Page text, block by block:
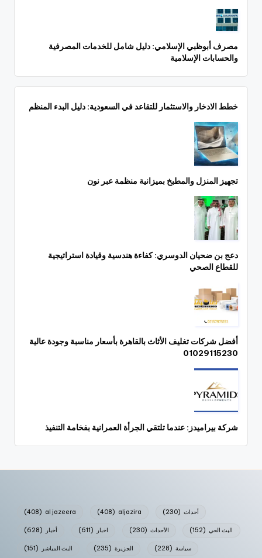
مصرف أبوظبي الإسلامي: دليل شامل للخدمات المصرفية
والحسابات الإسلامية
خطط الادخار والاستثمار للتقاعد في السعودية: دليل البدء المنظم
تجهيز المنزل والمطبخ بميزانية منظمة عبر نون
دعج بن ضحيان الدوسري: كفاءة هندسية وقيادة استراتيجية
للقطاع الصحي
أفضل شركات تغليف الأثاث بالقاهرة بأسعار مناسبة وجودة عالية
01029115230
شركة بيراميدز: عندما تلتقي الجرأة العمرانية بفخامة التنفيذ
al jazeera
(408) aljazira
(408) أحداث (230)
أخبار (628) اخبار (611) الأحداث (230) البث الحي (152)
البث المباشر (151) الجزيرة (235) سياسة (228)